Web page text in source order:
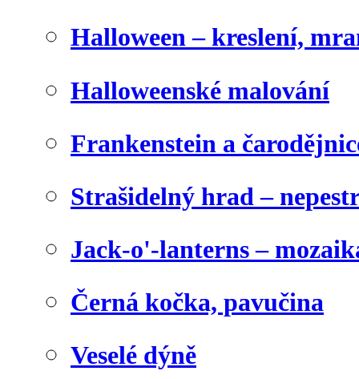
Halloween – kreslení,
Halloweenské malování
Frankenstein a
Strašidelný hrad –
Jack-o'-lanterns –
Černá kočka, pavučina
Veselé dýně